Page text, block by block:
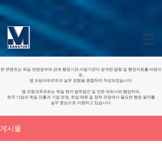
본 콘텐츠는 독일 연방정부와 관계 행정기관·사법기관이 공개한 법령 및 행정자료를 바탕으
로,
엠 프랑크푸르트의 실무 경험을 종합하여 작성되었습니다.
엠 프랑크푸르트는 독일 현지 법무법인 및 전문 파트너와 협업하여,
한국 기업의 독일 진출과 기업 운영, 취업·체류 및 정착 과정에서 필요한 행정 절차를
실무 중심으로 지원하고 있습니다.
게시물